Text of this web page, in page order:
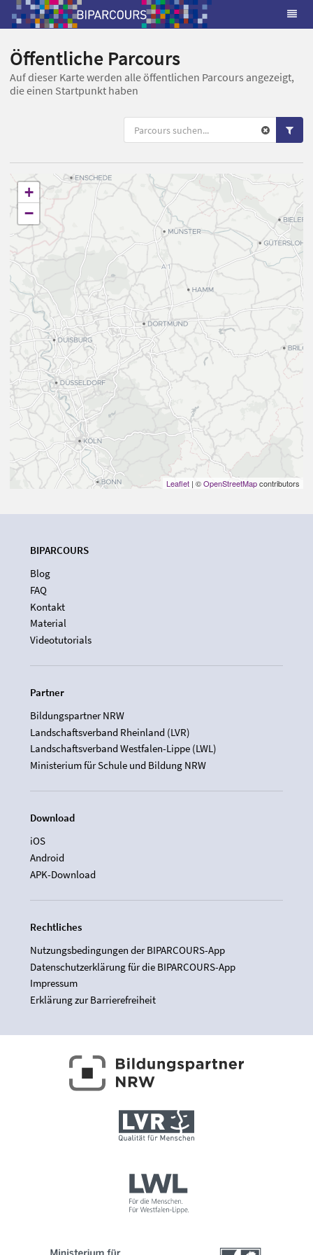
Öffentliche Parcours
Auf dieser Karte werden alle öffentlichen Parcours angezeigt,
die einen Startpunkt haben
+
−
Leaflet | ©OpenStreetMapcontributors
BIPARCOURS
Blog
FAQ
Kontakt
Material
Videotutorials
Partner
Bildungspartner NRW
Landschaftsverband Rheinland (LVR)
Landschaftsverband Westfalen-Lippe (LWL)
Ministerium für Schule und Bildung NRW
Download
iOS
Android
APK-Download
Rechtliches
Nutzungsbedingungen der BIPARCOURS-App
Datenschutzerklärung für die BIPARCOURS-App
Impressum
Erklärung zur Barrierefreiheit